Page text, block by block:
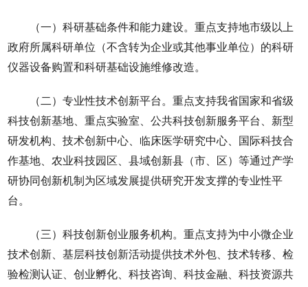
（一）科研基础条件和能力建设。重点支持地市级以上
政府所属科研单位（不含转为企业或其他事业单位）的科研
仪器设备购置和科研基础设施维修改造。
（二）专业性技术创新平台。重点支持我省国家和省级
科技创新基地、重点实验室、公共科技创新服务平台、新型
研发机构、技术创新中心、临床医学研究中心、国际科技合
作基地、农业科技园区、县域创新县（市、区）等通过产学
研协同创新机制为区域发展提供研究开发支撑的专业性平
台。
（三）科技创新创业服务机构。重点支持为中小微企业
技术创新、基层科技创新活动提供技术外包、技术转移、检
验检测认证、创业孵化、科技咨询、科技金融、科技资源共